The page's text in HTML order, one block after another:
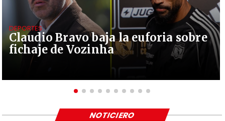
Claudio Bravo baja la euforia sobre
fichaje de Vozinha
DEPORTES
NOTICIERO